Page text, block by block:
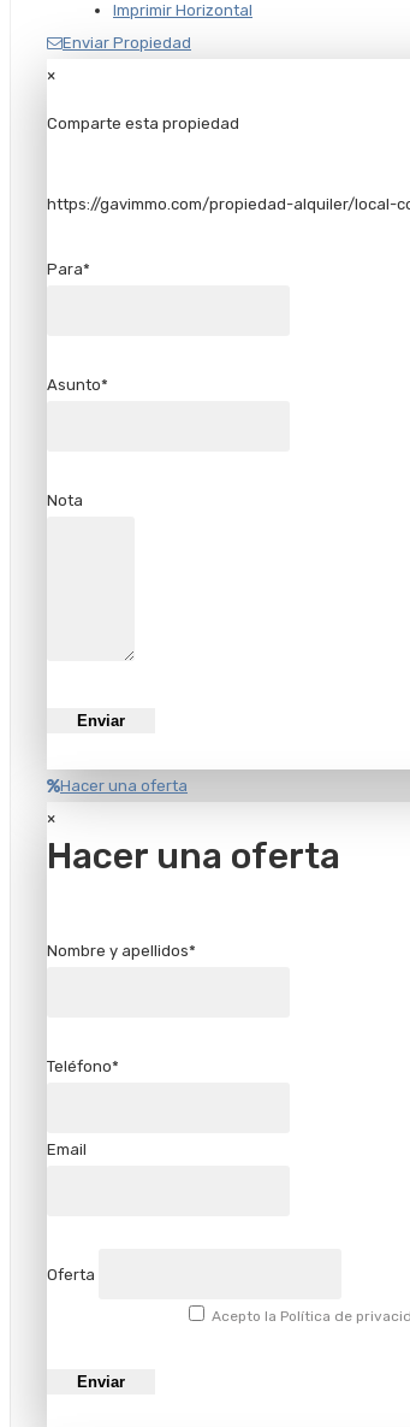
Imprimir Horizontal
Enviar Propiedad
×
Comparte esta propiedad
https://gavimmo.com/propiedad-alquiler/local-
Para*
Asunto*
Nota
Hacer una oferta
×
Hacer una oferta
Nombre y apellidos*
Teléfono*
Email
Oferta
Acepto la Política de